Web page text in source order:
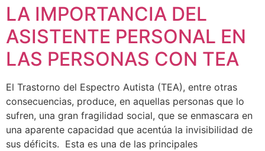
LA IMPORTANCIA DEL
ASISTENTE PERSONAL EN
LAS PERSONAS CON TEA
El Trastorno del Espectro Autista (TEA), entre otras
consecuencias, produce, en aquellas personas que lo
sufren, una gran fragilidad social, que se enmascara en
una aparente capacidad que acentúa la invisibilidad de
sus déficits. Esta es una de las principales